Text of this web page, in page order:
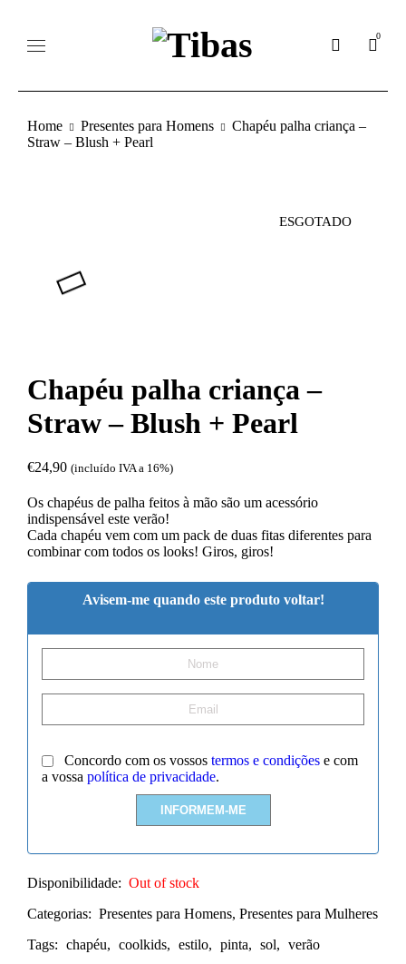
0
Home Presentes para Homens
Chapéu palha criança –
Straw – Blush + Pearl
ESGOTADO
Chapéu palha criança –
Straw – Blush + Pearl
€24,90 (incluído IVA a 16%)
Os chapéus de palha feitos à mão são um acessório
indispensável este verão!
Cada chapéu vem com um pack de duas fitas diferentes para
combinar com todos os looks! Giros, giros!
Avisem-me quando este produto voltar!
Concordo com os vossos termos e condições e com
a vossa política de privacidade.
Disponibilidade: Out of stock
Categorias: Presentes para Homens, Presentes para Mulheres
Tags: chapéu, coolkids, estilo, pinta, sol, verão